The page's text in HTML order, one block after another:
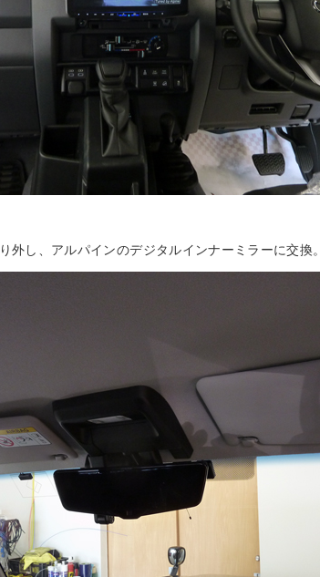
外し、アルパインのデジタルインナーミラーに交換。